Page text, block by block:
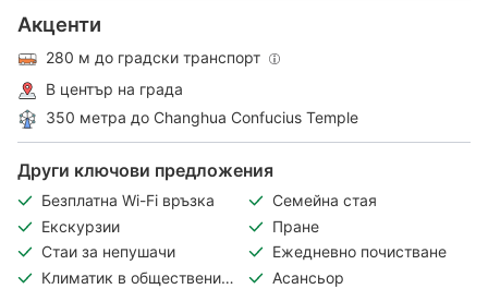
Акценти
280 м до градски транспорт
В център на града
350 метра до Changhua Confucius Temple
Други ключови предложения
Безплатна Wi-Fi връзка
Семейна стая
Екскурзии
Пране
Стаи за непушачи
Ежедневно почистване
Климатик в обществените
Асансьор